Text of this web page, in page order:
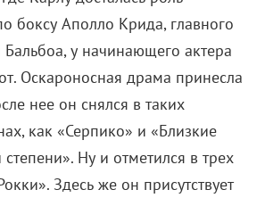
Только у итальянца
истории, а у Кончаловского
человеческими страстями. И
герой, вроде как последний
же выясняется, что это не так. И
В своей книге
Кончаловский пишет: «В